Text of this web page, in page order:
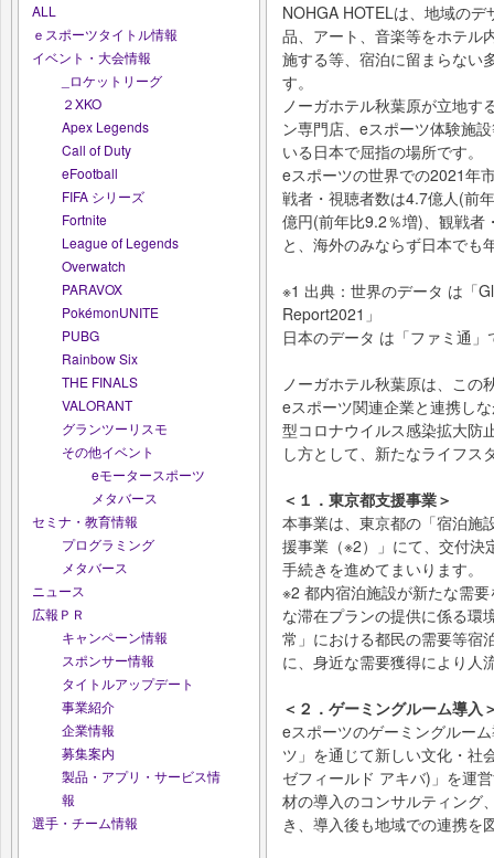
ALL
ｅスポーツタイトル情報
イベント・大会情報
_ロケットリーグ
２XKO
Apex Legends
Call of Duty
eFootball
FIFA シリーズ
Fortnite
League of Legends
Overwatch
PARAVOX
PokémonUNITE
PUBG
Rainbow Six
THE FINALS
VALORANT
グランツーリスモ
その他イベント
eモータースポーツ
メタバース
セミナ・教育情報
プログラミング
メタバース
ニュース
広報ＰＲ
キャンペーン情報
スポンサー情報
タイトルアップデート
事業紹介
企業情報
募集案内
製品・アプリ・サービス情
報
選手・チーム情報
NOHGA HOTELは、地域の
品、アート、音楽等をホテル
施する等、宿泊に留まらない
す。
ノーガホテル秋葉原が立地す
ン専門店、eスポーツ体験施
いる日本で屈指の場所です。
eスポーツの世界での2021年
戦者・視聴者数は4.7億人(前
億円(前年比9.2％増)、観戦
と、海外のみならず日本でも
※1 出典：世界のデータ は「
Report2021」
日本のデータ は「ファミ通
ノーガホテル秋葉原は、この
eスポーツ関連企業と連携し
型コロナウイルス感染拡大防
し方として、新たなライフス
＜１．東京都支援事業＞
本事業は、東京都の「宿泊施
援事業（※2）」にて、交付決
手続きを進めてまいります。
※2 都内宿泊施設が新たな需
な滞在プランの提供に係る環
常」における都民の需要等宿
に、身近な需要獲得により人
＜２．ゲーミングルーム導入
eスポーツのゲーミングルー
ツ」を通じて新しい文化・社
ゼフィールド アキバ)」を運
材の導入のコンサルティング
き、導入後も地域での連携を